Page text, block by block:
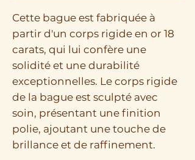
Cette bague est fabriquée à
partir d'un corps rigide en or 18
carats, qui lui confère une
solidité et une durabilité
exceptionnelles. Le corps rigide
de la bague est sculpté avec
soin, présentant une finition
polie, ajoutant une touche de
brillance et de raffinement.